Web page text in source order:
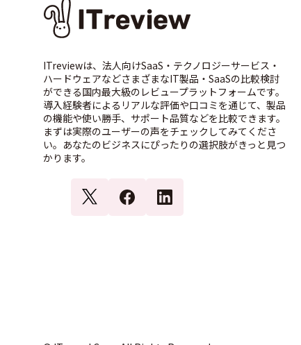
ITreviewは、法人向けSaaS・テクノロジーサービス・
ハードウェアなどさまざまなIT製品・SaaSの比較検討
ができる国内最大級のレビュープラットフォームです。
導入経験者によるリアルな評価や口コミを通じて、製品
の機能や使い勝手、サポート品質などを比較できます。
まずは実際のユーザーの声をチェックしてみてくださ
い。あなたのビジネスにぴったりの選択肢がきっと見つ
かります。